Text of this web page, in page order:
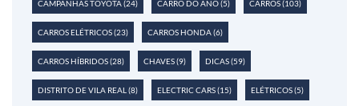
CAMPANHAS TOYOTA(24) CARRO DO ANO(5) CARROS(103)
CARROS ELÉTRICOS(23) CARROS HONDA(6)
CARROS HÍBRIDOS(28) CHAVES(9) DICAS(59)
DISTRITO DE VILA REAL (8) ELECTRIC CARS(15) ELÉTRICOS(5)